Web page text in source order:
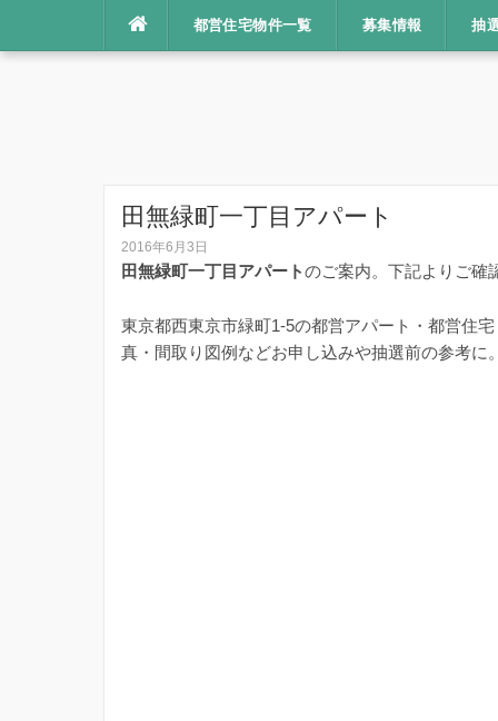
都営住宅物件一覧 募集情報 抽
田無緑町一丁目アパート
2016年6月3日
田無緑町一丁目アパートのご案内。下記よりご確
東京都西東京市緑町1-5の都営アパート・都営住
真・間取り図例などお申し込みや抽選前の参考に。